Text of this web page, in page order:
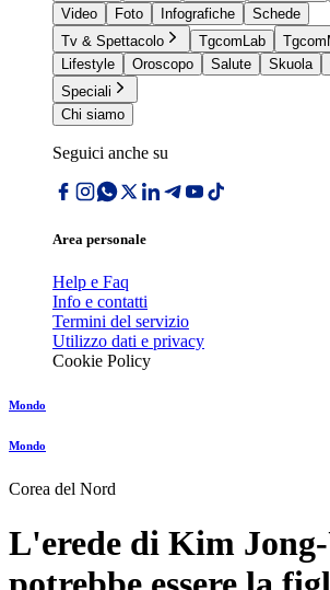
Video
Foto Infografiche
Schede
Tv & Spettacolo
TgcomLab
Lifestyle
Oroscopo Salute Skuola
Speciali
Chi siamo
Seguici anche su
Area personale
Help e Faq
Info e contatti
Termini del servizio
Utilizzo dati e privacy
Cookie Policy
Mondo
Mondo
Corea del Nord
L'erede di Kim